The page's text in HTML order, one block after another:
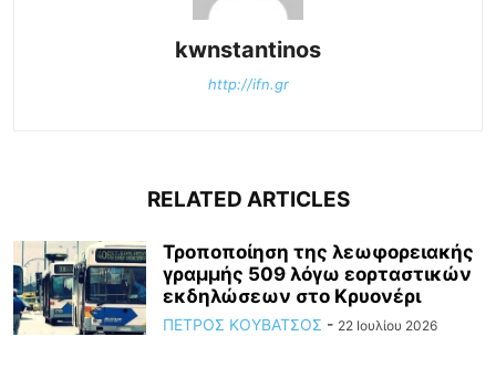
kwnstantinos
http://ifn.gr
RELATED ARTICLES
Τροποποίηση της λεωφορειακής
γραμμής 509 λόγω εορταστικών
εκδηλώσεων στο Κρυονέρι
ΠΕΤΡΟΣ ΚΟΥΒΑΤΣΟΣ - 22 Ιουλίου 2026